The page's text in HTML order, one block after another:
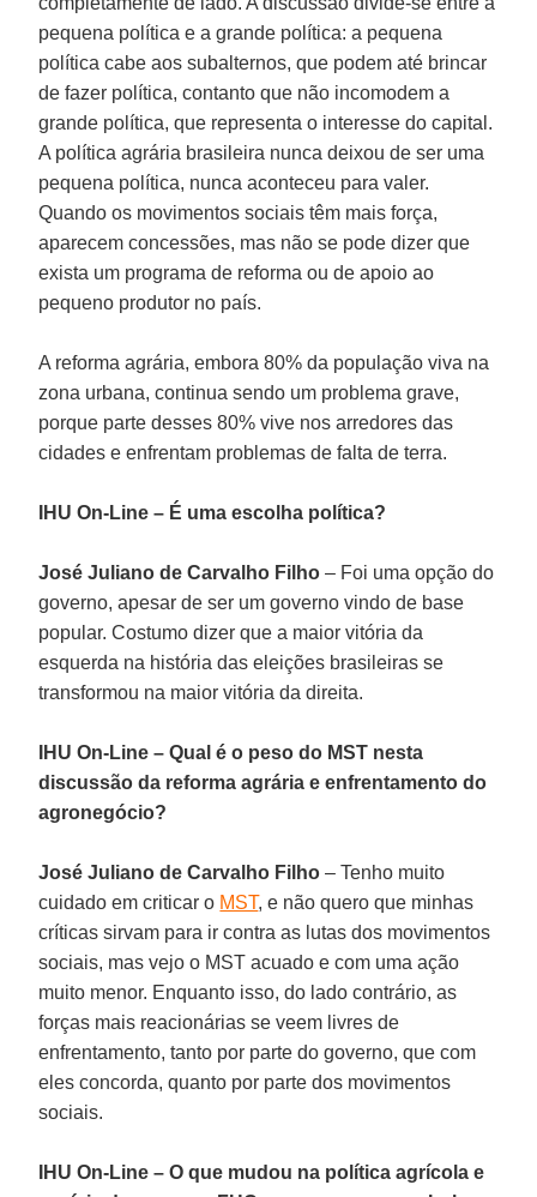
pequena política e a grande política: a pequena
política cabe aos subalternos, que podem até brincar
de fazer política, contanto que não incomodem a
grande política, que representa o interesse do capital.
A política agrária brasileira nunca deixou de ser uma
pequena política, nunca aconteceu para valer.
Quando os movimentos sociais têm mais força,
aparecem concessões, mas não se pode dizer que
exista um programa de reforma ou de apoio ao
pequeno produtor no país.
A reforma agrária, embora 80% da população viva na
zona urbana, continua sendo um problema grave,
porque parte desses 80% vive nos arredores das
cidades e enfrentam problemas de falta de terra.
IHU On-Line – É uma escolha política?
José Juliano de Carvalho Filho – Foi uma opção do
governo, apesar de ser um governo vindo de base
popular. Costumo dizer que a maior vitória da
esquerda na história das eleições brasileiras se
transformou na maior vitória da direita.
IHU On-Line – Qual é o peso do MST nesta
discussão da reforma agrária e enfrentamento do
agronegócio?
José Juliano de Carvalho Filho – Tenho muito
cuidado em criticar o MST, e não quero que minhas
críticas sirvam para ir contra as lutas dos movimentos
sociais, mas vejo o MST acuado e com uma ação
muito menor. Enquanto isso, do lado contrário, as
forças mais reacionárias se veem livres de
enfrentamento, tanto por parte do governo, que com
eles concorda, quanto por parte dos movimentos
sociais.
IHU On-Line – O que mudou na política agrícola e